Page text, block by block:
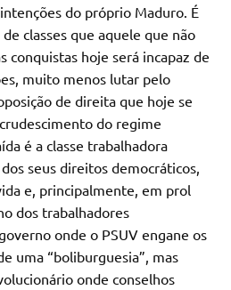
do próprio Maduro. É
classes que aquele que não
conquistas hoje será incapaz de
muito menos lutar pelo
de direita que hoje se
do regime
é a classe trabalhadora
seus direitos democráticos,
e, principalmente, em prol
dos trabalhadores
onde o PSUV engane os
uma “boliburguesia”, mas
onde conselhos